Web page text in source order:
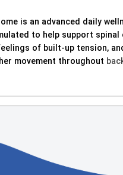
is an advanced daily
to help support
of built-up tension,
movement throughout